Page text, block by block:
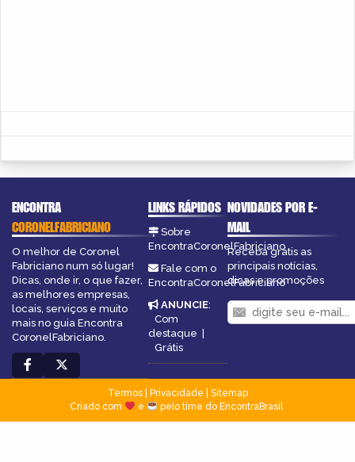
ENCONTRA
CORONELFABRICIANO
O melhor de Coronel
Fabriciano num só lugar!
Dicas, onde ir, o que fazer,
as melhores empresas,
locais, serviços e muito
mais no guia Encontra
CoronelFabriciano.
LINKS RÁPIDOS
Sobre
EncontraCoronelFabriciano
Fale com o
EncontraCoronelFabriciano
ANUNCIE:
Com
destaque |
Grátis
NOVIDADES POR E-
MAIL
Receba grátis as
principais notícias,
dicas e promoções
Termos| Privacidade
Sitemap
Criado com
e pelo time do EncontraBrasil